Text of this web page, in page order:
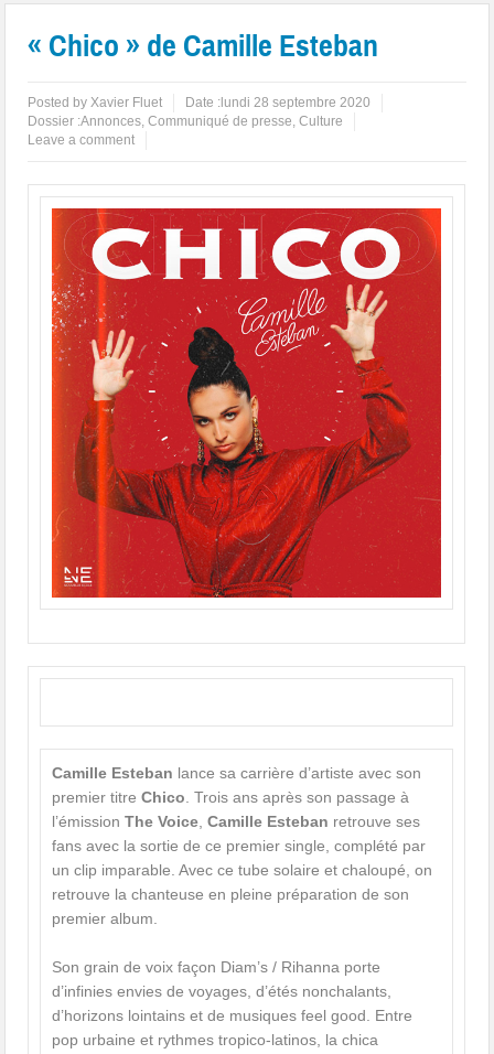
« Chico » de Camille Esteban
Posted byXavier Fluet Date : lundi 28 septembre 2020
Dossier :Annonces,Communiqué de presse,Culture
Leave a comment
Camille Esteban lance sa carrière d’artiste avec son
premier titreChico . Trois ans après son passage à
l’émissionThe Voice ,Camille Esteban retrouve ses
fans avec la sortie de ce premier single, complété par
un clip imparable. Avec ce tube solaire et chaloupé, on
retrouve la chanteuse en pleine préparation de son
premier album.
Son grain de voix façon Diam’s / Rihanna porte
d’infinies envies de voyages, d’étés nonchalants,
d’horizons lointains et de musiques feel good. Entre
pop urbaine et rythmes tropico-latinos, la chica